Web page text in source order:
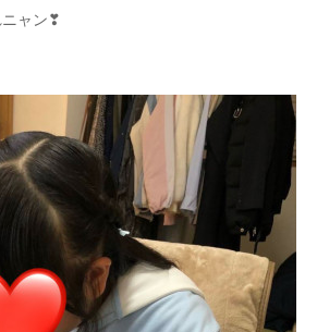
ャン❣